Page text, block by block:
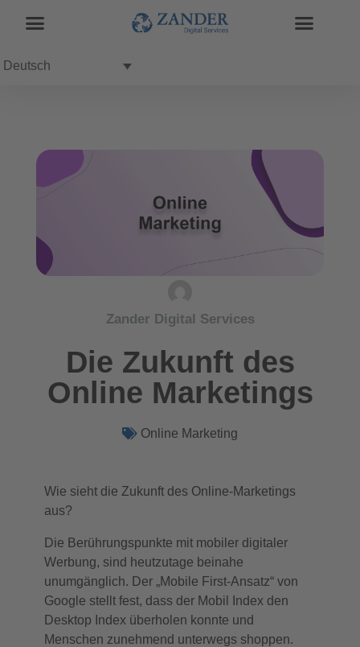
Deutsch
Zander Digital Services
Die Zukunft des
Online Marketings
Online Marketing
Wie sieht die Zukunft des Online-Marketings
aus?
Die Berührungspunkte mit mobiler digitaler
Werbung, sind heutzutage beinahe
unumgänglich. Der „Mobile First-Ansatz“ von
Google stellt fest, dass der Mobil Index den
Desktop Index überholen konnte und
Menschen zunehmend unterwegs shoppen.